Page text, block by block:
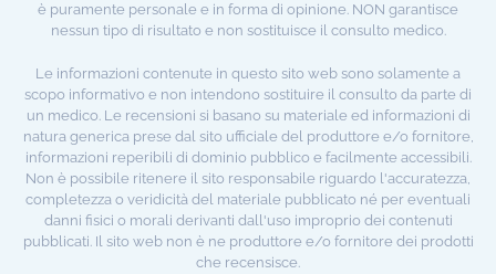
è puramente personale e in forma di opinione. NON garantisce
nessun tipo di risultato e non sostituisce il consulto medico.
Le informazioni contenute in questo sito web sono solamente a
scopo informativo e non intendono sostituire il consulto da parte di
un medico. Le recensioni si basano su materiale ed informazioni di
natura generica prese dal sito ufficiale del produttore e/o fornitore,
informazioni reperibili di dominio pubblico e facilmente accessibili.
Non è possibile ritenere il sito responsabile riguardo l'accuratezza,
completezza o veridicità del materiale pubblicato né per eventuali
danni fisici o morali derivanti dall'uso improprio dei contenuti
pubblicati. Il sito web non è ne produttore e/o fornitore dei prodotti
che recensisce.